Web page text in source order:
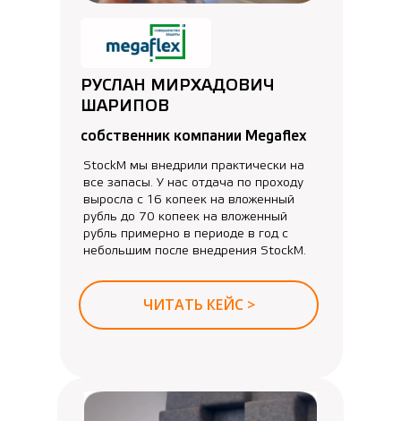
собственник компании Megaflex
РУСЛАН МИРХАДОВИЧ
ШАРИПОВ
StockM мы внедрили практически на
все запасы. У нас отдача по проходу
выросла с 16 копеек на вложенный
рубль до 70 копеек на вложенный
рубль примерно в периоде в год с
небольшим после внедрения StockM.
ЧИТАТЬ КЕЙС >